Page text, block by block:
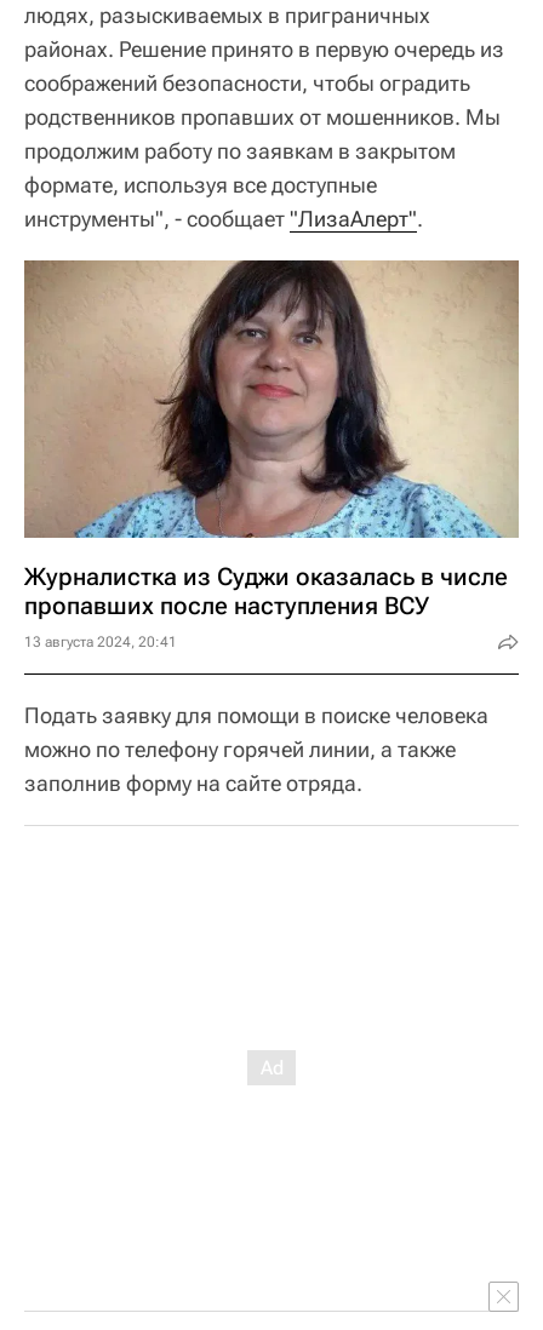
людях, разыскиваемых в приграничных
районах. Решение принято в первую очередь из
соображений безопасности, чтобы оградить
родственников пропавших от мошенников. Мы
продолжим работу по заявкам в закрытом
формате, используя все доступные
инструменты", - сообщает"ЛизаАлерт".
Журналистка из Суджи оказалась в числе
пропавших после наступления ВСУ
13 августа 2024, 20:41
Подать заявку для помощи в поиске человека
можно по телефону горячей линии, а также
заполнив форму на сайте отряда.